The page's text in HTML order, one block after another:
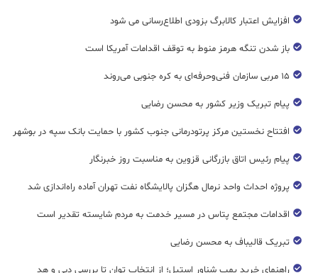
افزایش اعتبار کالابرگ بزودی اطلاع‌رسانی می شود
باز شدن تنگه هرمز منوط به توقف اقدامات آمریکا است
۱۵ مربی سازمان فنی‌وحرفه‌ای به کره جنوبی می‌روند
پیام تبریک وزیر کشور به محسن رضایی
افتتاح نخستین مرکز پرتودرمانی جنوب کشور با حمایت بانک سپه در بوشهر
پیام رئیس اتاق بازرگانی قزوین به مناسبت روز خبرنگار
پروژه احداث واحد نرمال هگزان پالایشگاه نفت تهران آماده راه‌اندازی شد
اقدامات مجتمع پتاس در مسیر خدمت به مردم شایسته تقدیر است
تبریک قالیباف به محسن رضایی
راهنمای خرید پمپ شناور استیل؛ از انتخاب توان تا بررسی دبی و هد